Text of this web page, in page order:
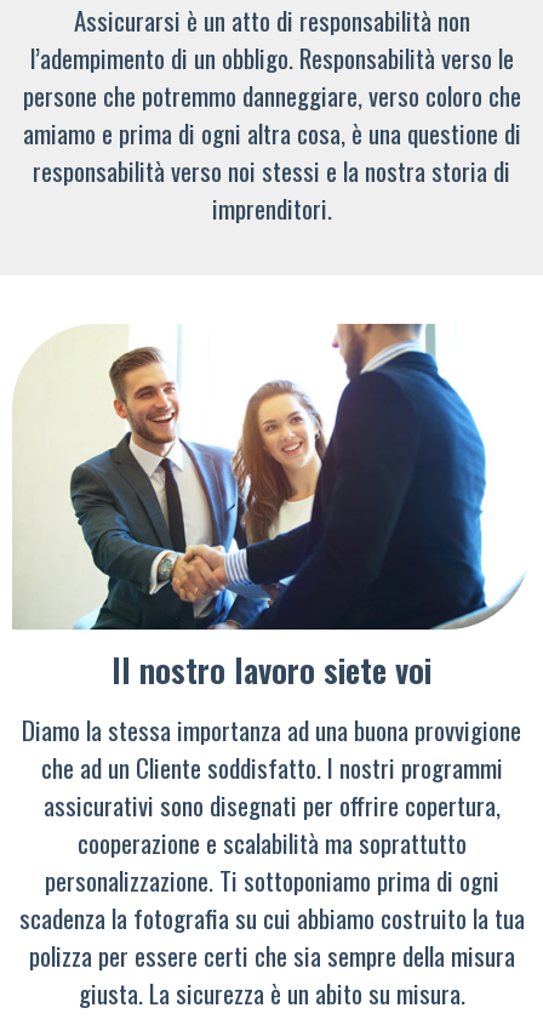
Assicurarsi è un atto di responsabilità non
l’adempimento di un obbligo. Responsabilità verso le
persone che potremmo danneggiare, verso coloro che
amiamo e prima di ogni altra cosa, è una questione di
responsabilità verso noi stessi e la nostra storia di
imprenditori.
Il nostro lavoro siete voi
Diamo la stessa importanza ad una buona provvigione
che ad un Cliente soddisfatto. I nostri programmi
assicurativi sono disegnati per offrire copertura,
cooperazione e scalabilità ma soprattutto
personalizzazione. Ti sottoponiamo prima di ogni
scadenza la fotografia su cui abbiamo costruito la tua
polizza per essere certi che sia sempre della misura
giusta. La sicurezza è un abito su misura.